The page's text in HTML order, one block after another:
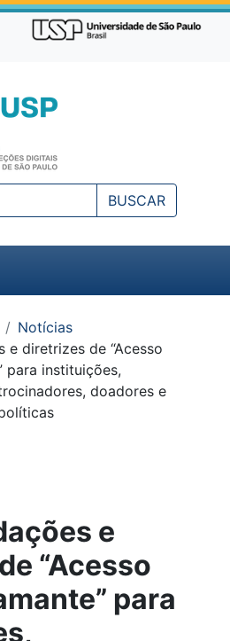
site
BUSCAR
Notícias
e diretrizes de “Acesso
para instituições,
doadores e
e
“Acesso
para